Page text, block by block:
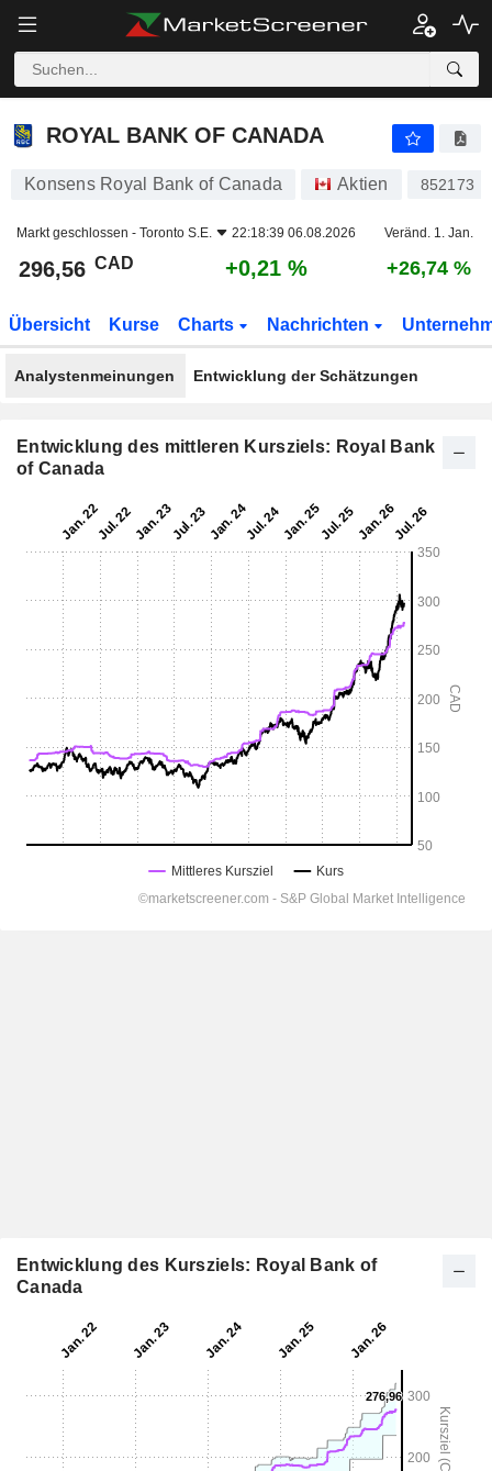
ROYAL BANK OF CANADA
ROYAL BANK OF CANADA
Konsens Royal Bank of Canada Aktien 852173
Markt geschlossen - Toronto S.E. 22:18:39 06.08.2026 Veränd. 1. Jan.
296,56 CAD +0,21 % +26,74 %
Übersicht Kurse Charts Nachrichten
Analystenmeinungen Entwicklung der Schätzungen
Entwicklung des mittleren Kursziels: Royal Bank
of Canada
Entwicklung des Kursziels: Royal Bank of
Canada